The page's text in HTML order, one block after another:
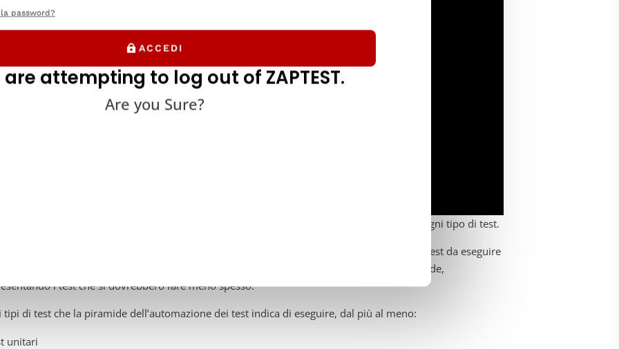
dell’automazione dei test aiuta a capire con quale frequenza si dovrebbe eseguire ogni tipo di test.
dell’automazione dei test si divide in quattro livelli. Il livello inferiore rappresenta i test da eseguire
I livelli diventano più piccoli quanto più si avvicinano alla cima della piramide,
i test che si dovrebbero fare meno spesso.
tipi di test che la piramide dell’automazione dei test indica di eseguire, dal più al meno:
unitari
password?
ACCEDI
are attempting to log out of ZAPTEST.
Are you Sure?